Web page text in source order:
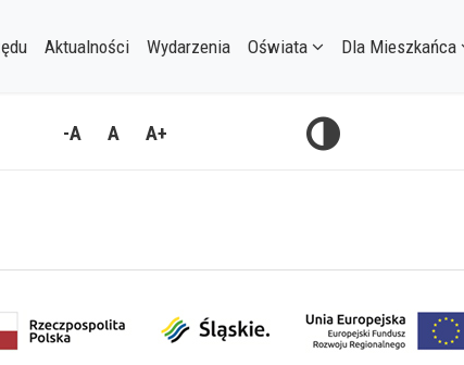
Aktualności Wydarzenia Oświata Dla Mieszkańca
-A A A+